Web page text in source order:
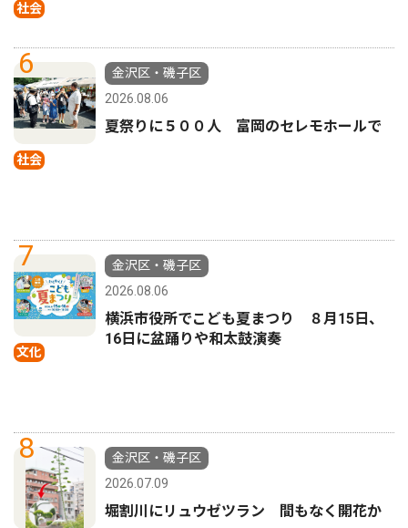
社会
6
社会
金沢区・磯子区
2026.08.06
夏祭りに５００人 富岡のセレモホールで
7
文化
金沢区・磯子区
2026.08.06
横浜市役所でこども夏まつり ８月15日、
16日に盆踊りや和太鼓演奏
8
金沢区・磯子区
2026.07.09
堀割川にリュウゼツラン 間もなく開花か